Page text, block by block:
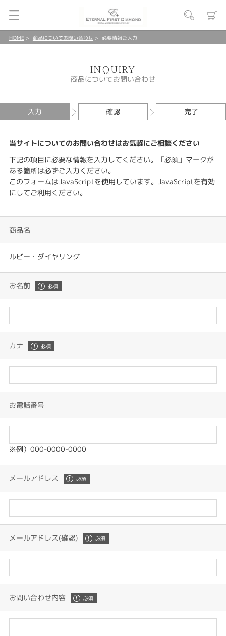
HOME 商品についてお問い合わせ 必要情報ご入力
INQUIRY
商品についてお問い合わせ
入力 確認 完了
当サイトについてのお問い合わせはお気軽にご相談ください
下記の項目に必要な情報を入力してください。「必須」マークが
ある箇所は必ずご入力ください。
このフォームはJavaScriptを使用しています。JavaScriptを有効
にしてご利用ください。
商品名
ルビー・ダイヤリング
お名前
カナ
お電話番号
※例）000-0000-0000
メールアドレス
メールアドレス(確認)
お問い合わせ内容